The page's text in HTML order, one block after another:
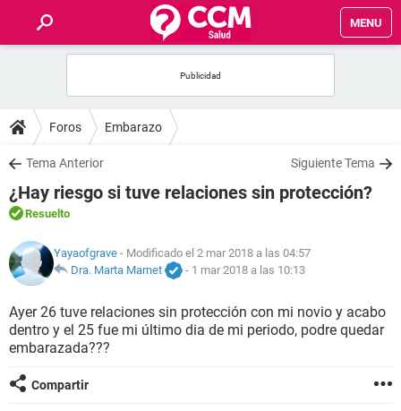
MENU
FOROS
SALUD
FAMILIA
NUTRICIÓN
SEXUALIDAD
GLOSARIO
Foros Embarazo
Tema Anterior Siguiente Tema
¿Hay riesgo si tuve relaciones sin protección?
Resuelto
Yayaofgrave - Modificado el 2 mar 2018 a las 04:57
Dra. Marta Marnet
- 1 mar 2018 a las 10:13
Ayer 26 tuve relaciones sin protección con mi novio y acabo
dentro y el 25 fue mi último dia de mi periodo, podre quedar
embarazada???
Compartir